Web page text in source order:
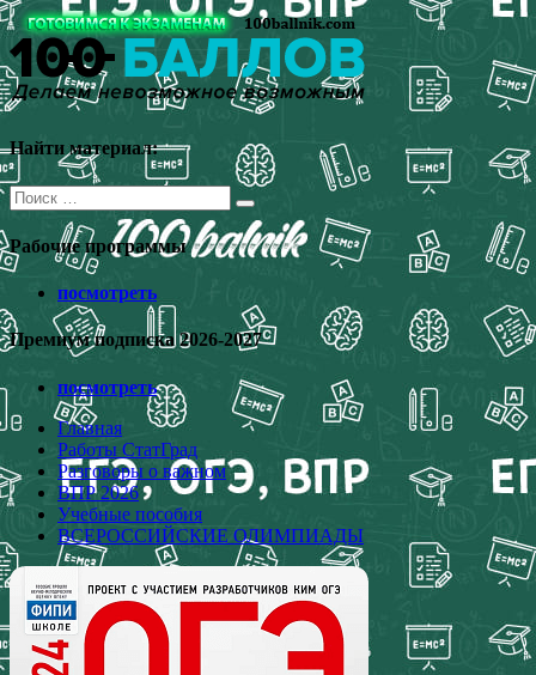
Перейти
к
содержимому
Найти материал:
Поиск
для:
Рабочие программы
посмотреть
Премиум подписка 2026-2027
посмотреть
Главная
Работы СтатГрад
Разговоры о важном
ВПР 2026
Учебные пособия
ВСЕРОССИЙСКИЕ ОЛИМПИАДЫ